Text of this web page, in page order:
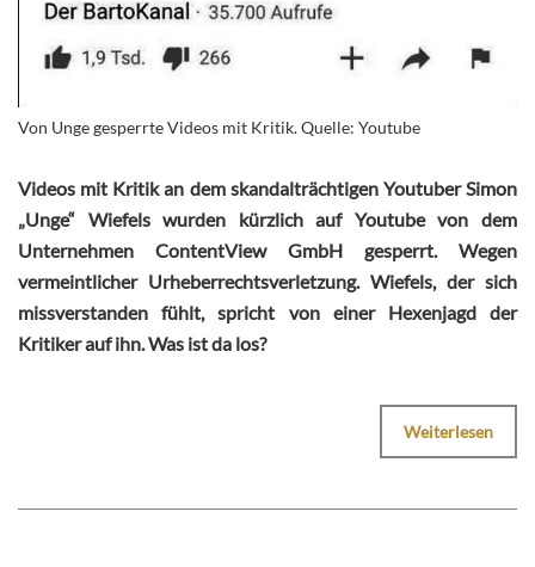
Von Unge gesperrte Videos mit Kritik. Quelle: Youtube
Videos mit Kritik an dem skandalträchtigen Youtuber Simon
„Unge“ Wiefels wurden kürzlich auf Youtube von dem
Unternehmen ContentView GmbH gesperrt. Wegen
vermeintlicher Urheberrechtsverletzung. Wiefels, der sich
missverstanden fühlt, spricht von einer Hexenjagd der
Kritiker auf ihn. Was ist da los?
Weiterlesen